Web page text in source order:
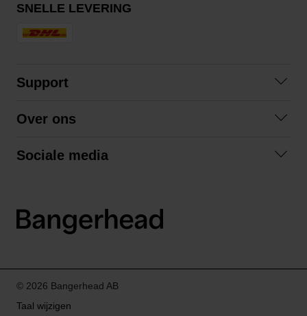
SNELLE LEVERING
Support
Algemene voorwaarden
Over ons
Sociale media
LinkedIn
© 2026 Bangerhead AB
Taal wijzigen